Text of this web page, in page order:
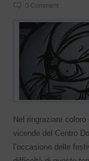
0 Comment
Nel ringraziare
vicende del Centro
l’occasione delle